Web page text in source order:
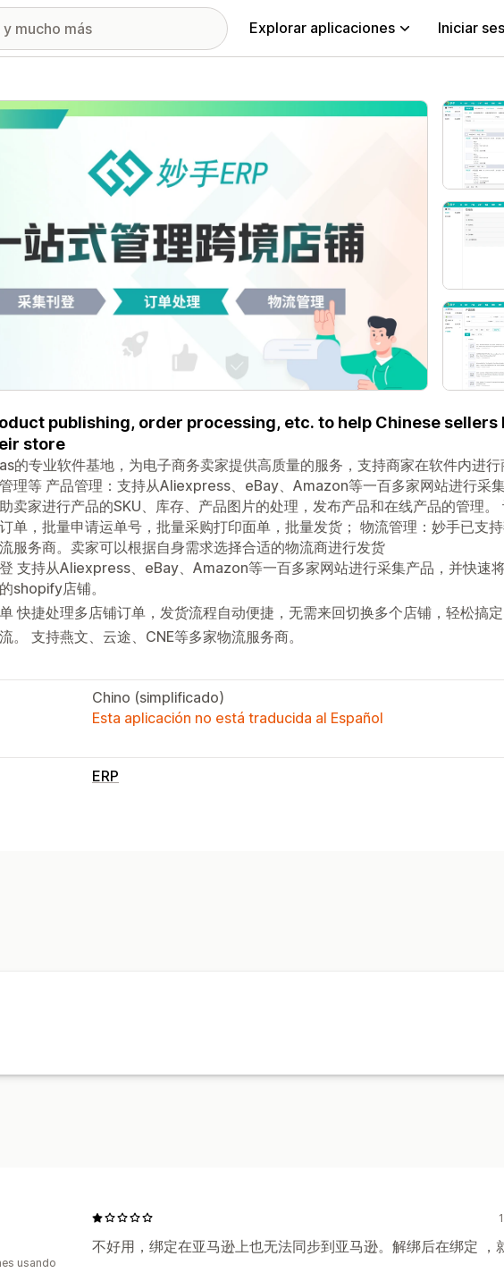
Explorar aplicaciones Iniciar
destacadas
publishing, order processing, etc. to help Chinese sellers
store
的专业软件基地，为电子商务卖家提供高质量的服务，支持商家在软件内进
理等 产品管理：支持从Aliexpress、eBay、Amazon等一百多家网站进行采
卖家进行产品的SKU、库存、产品图片的处理，发布产品和在线产品的管理。
单，批量申请运单号，批量采购打印面单，批量发货； 物流管理：妙手已支持
服务商。卖家可以根据自身需求选择合适的物流商进行发货
支持从Aliexpress、eBay、Amazon等一百多家网站进行采集产品，并快速
shopify店铺。
快捷处理多店铺订单，发货流程自动便捷，无需来回切换多个店铺，轻松搞定
。 支持燕文、云途、CNE等多家物流服务商。
Chino (simplificado)
Esta aplicación no está traducida al Español
ERP
不好用，绑定在亚马逊上也无法同步到亚马逊。解绑后在绑定 ，
usando